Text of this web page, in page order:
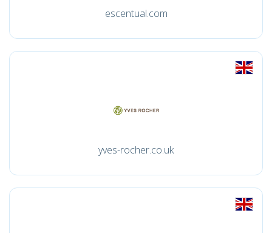
escentual.com
yves-rocher.co.uk